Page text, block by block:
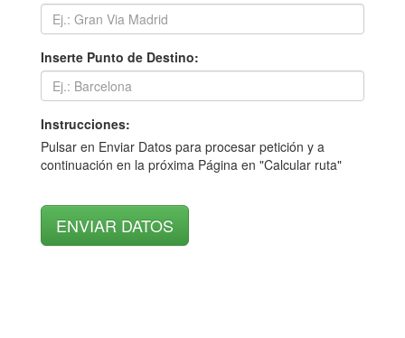
Inserte Punto de Destino:
Instrucciones:
Pulsar en Enviar Datos para procesar petición y a
continuación en la próxima Página en "Calcular ruta"